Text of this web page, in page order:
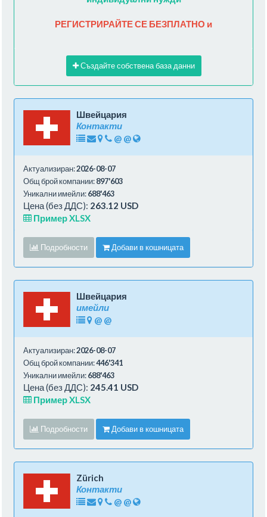
РЕГИСТРИРАЙТЕ СЕ БЕЗПЛАТНО и
Създайте собствена база данни
Швейцария
Контакти
@ @
Актуализиран:2026-08-07
Общ брой компании:897'603
Уникални имейли:688'463
Цена (без ДДС): 263.12 USD
Пример XLSX
Подробности Добави в кошницата
Швейцария
имейли
@ @
Актуализиран:2026-08-07
Общ брой компании:446'341
Уникални имейли:688'463
Цена (без ДДС): 245.41 USD
Пример XLSX
Подробности Добави в кошницата
Zürich
Контакти
@ @